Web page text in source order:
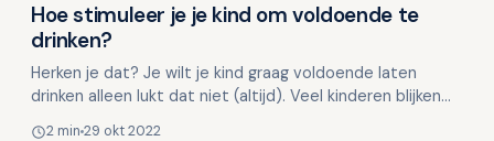
Kinderen en mondgezondheid
Hoe stimuleer je je kind om voldoende te
drinken?
Herken je dat? Je wilt je kind graag voldoende laten
drinken alleen lukt dat niet (altijd). Veel kinderen blijken
2 min 29 okt 2022